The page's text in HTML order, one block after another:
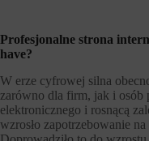
Profesjonalne strona
have?
W erze cyfrowej silna
zarówno dla firm, jak i osób
elektronicznego i rosnącą
wzrosło zapotrzebowanie